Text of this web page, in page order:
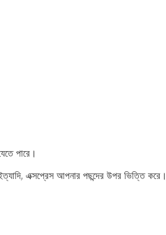
পারে।
এক্সপ্রেস আপনার পছন্দের উপর ভিত্তি করে।